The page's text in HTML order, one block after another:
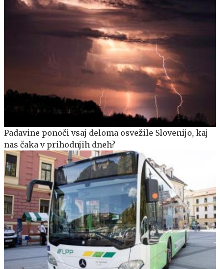
Padavine ponoči vsaj deloma osvežile Slovenijo, kaj
nas čaka v prihodnjih dneh?